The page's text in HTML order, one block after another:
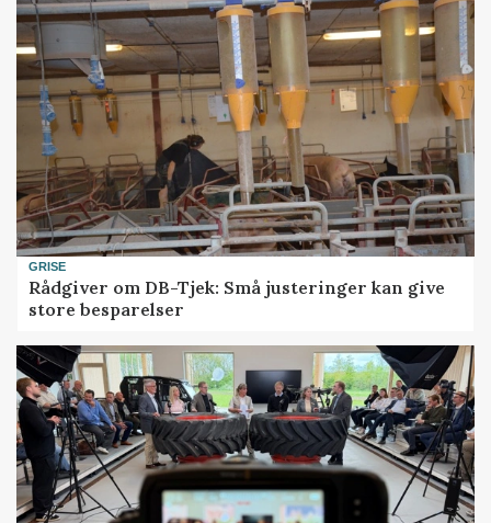
GRISE
Rådgiver om DB-Tjek: Små justeringer kan give
store besparelser